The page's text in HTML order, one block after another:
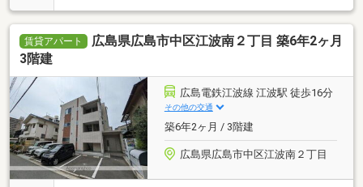
賃貸アパート
広島県広島市中区江波南２丁目 築6年2ヶ月
3階建
広島電鉄江波線 江波駅 徒歩16分
その他の交通
築6年2ヶ月 / 3階建
広島県広島市中区江波南２丁目